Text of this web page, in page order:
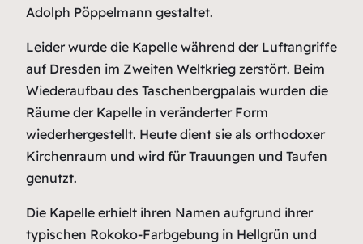
Adolph Pöppelmann gestaltet.
Leider wurde die Kapelle während der Luftangriffe
auf Dresden im Zweiten Weltkrieg zerstört. Beim
Wiederaufbau des Taschenbergpalais wurden die
Räume der Kapelle in veränderter Form
wiederhergestellt. Heute dient sie als orthodoxer
Kirchenraum und wird für Trauungen und Taufen
genutzt.
Die Kapelle erhielt ihren Namen aufgrund ihrer
typischen Rokoko-Farbgebung in Hellgrün und